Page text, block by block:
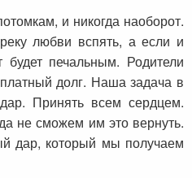
и никогда наоборот.
любви вспять, а если и
будет печальным. Родители
долг. Наша задача в
Принять всем сердцем.
не сможем им это вернуть.
дар, который мы получаем